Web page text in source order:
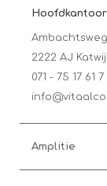
Hoofdkantoor
2222 AJ
071 - 75 17 61 7
Amplitie